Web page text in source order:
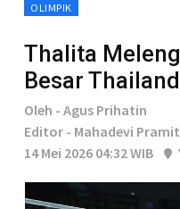
OLIMPIK
Thalita
Besar
Oleh - Agus Prihatin
Editor - Mahadevi
14 Mei 2026 04:32 WIB